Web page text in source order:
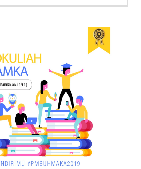
Dibekuk Sat Narkoba Polres
Siak
December 02, 2017
UNCATEGORIZED
Tahun Tenggelam di Hadapan
Ibunya
December 02, 2017
UNCATEGORIZED
Catatkan Obligasi Rp1, 45
Triliun